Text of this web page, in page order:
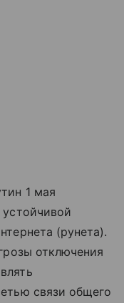
1 мая
(рунета).
отключения
связи общего